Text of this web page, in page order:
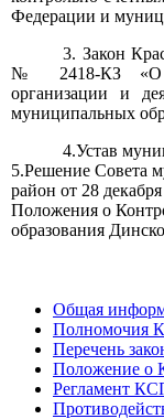
Федерации и
3. Закон
№ 2418-КЗ «О
организации и
муниципальных
4.Устав
5.Решение Совета
район от 28
Положения о
образования
Общая
Полномочия
Перечень
Положение о
Регламент